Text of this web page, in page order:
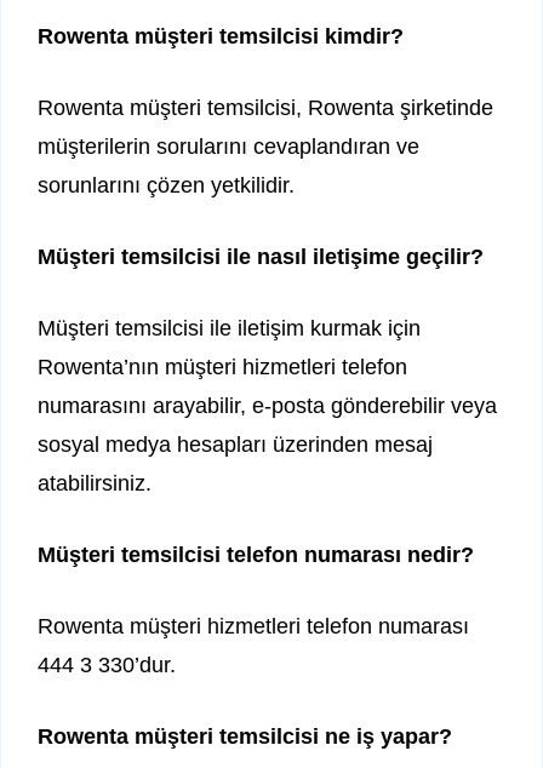
Rowenta müşteri temsilcisi kimdir?
Rowenta müşteri temsilcisi, Rowenta şirketinde
müşterilerin sorularını cevaplandıran ve
sorunlarını çözen yetkilidir.
Müşteri temsilcisi ile nasıl iletişime geçilir?
Müşteri temsilcisi ile iletişim kurmak için
Rowenta’nın müşteri hizmetleri telefon
numarasını arayabilir, e-posta gönderebilir veya
sosyal medya hesapları üzerinden mesaj
atabilirsiniz.
Müşteri temsilcisi telefon numarası nedir?
Rowenta müşteri hizmetleri telefon numarası
444 3 330’dur.
Rowenta müşteri temsilcisi ne iş yapar?